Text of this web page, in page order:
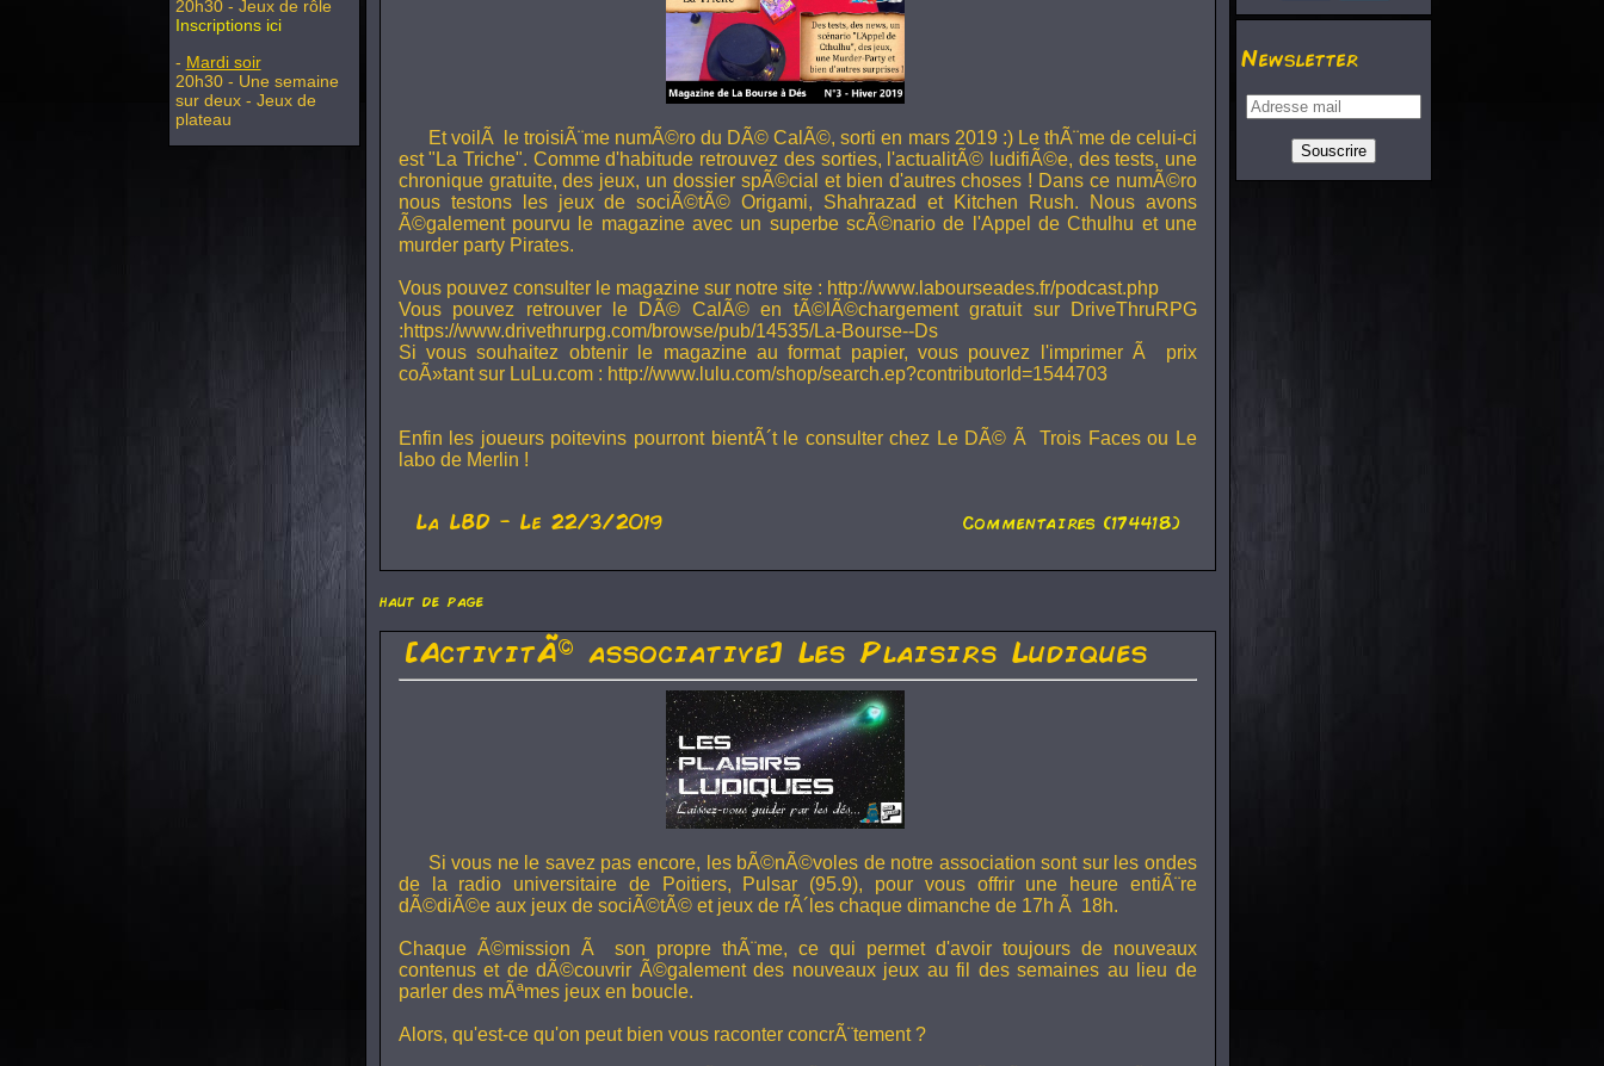
20h30 - Jeux de rôle
Inscriptions ici
- Mardi soir
20h30 - Une semaine
sur deux - Jeux de
plateau
Et voilÃ le troisiÃ¨me numÃ©ro du DÃ© CalÃ©, sorti en mars 2019 :) Le thÃ¨me de celui-ci
est "La Triche". Comme d'habitude retrouvez des sorties, l'actualitÃ© ludifiÃ©e, des tests, une
chronique gratuite, des jeux, un dossier spÃ©cial et bien d'autres choses ! Dans ce numÃ©ro
nous testons les jeux de sociÃ©tÃ© Origami, Shahrazad et Kitchen Rush. Nous avons
Ã©galement pourvu le magazine avec un superbe scÃ©nario de l'Appel de Cthulhu et une
murder party Pirates.
Vous pouvez consulter le magazine sur notre site : http://www.labourseades.fr/podcast.php
Vous pouvez retrouver le DÃ© CalÃ© en tÃ©lÃ©chargement gratuit sur DriveThruRPG
:https://www.drivethrurpg.com/browse/pub/14535/La-Bourse--Ds
Si vous souhaitez obtenir le magazine au format papier, vous pouvez l'imprimer Ã prix
coÃ»tant sur LuLu.com : http://www.lulu.com/shop/search.ep?contributorId=1544703
Enfin les joueurs poitevins pourront bientÃ´t le consulter chez Le DÃ© Ã Trois Faces ou Le
labo de Merlin !
La LBD - Le 22/3/2019 Commentaires (174418)
haut de page
[ActivitÃ© associative] Les Plaisirs Ludiques
Si vous ne le savez pas encore, les bÃ©nÃ©voles de notre association sont sur les ondes
de la radio universitaire de Poitiers, Pulsar (95.9), pour vous offrir une heure entiÃ¨re
dÃ©diÃ©e aux jeux de sociÃ©tÃ© et jeux de rÃ´les chaque dimanche de 17h Ã 18h.
Chaque Ã©mission Ã son propre thÃ¨me, ce qui permet d'avoir toujours de nouveaux
contenus et de dÃ©couvrir Ã©galement des nouveaux jeux au fil des semaines au lieu de
parler des mÃªmes jeux en boucle.
Alors, qu'est-ce qu'on peut bien vous raconter concrÃ¨tement ?
Newsletter